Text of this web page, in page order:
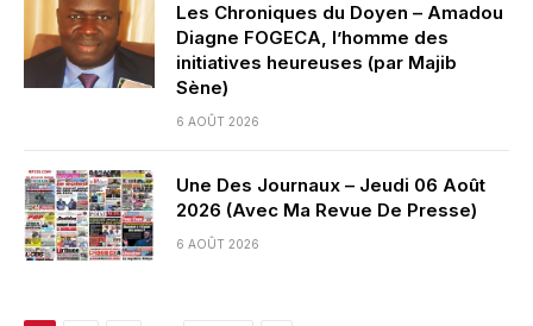
Les Chroniques du Doyen – Amadou
Diagne FOGECA, l’homme des
initiatives heureuses (par Majib
Sène)
6 AOÛT 2026
Une Des Journaux – Jeudi 06 Août
2026 (Avec Ma Revue De Presse)
6 AOÛT 2026